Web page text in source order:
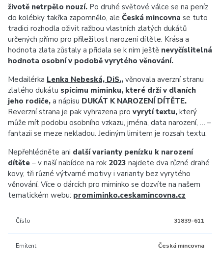
životě netrpělo nouzí. Po druhé světové válce se na peníz
do kolébky takřka zapomnělo, ale Česká mincovna se tuto
tradici rozhodla oživit ražbou vlastních zlatých dukátů
určených přímo pro příležitost narození dítěte. Krása a
hodnota zlata zůstaly a přidala se k nim ještě nevyčíslitelná
hodnota osobní v podobě vyrytého věnování.
Medailérka Lenka Nebeská, DiS., věnovala averzní stranu
zlatého dukátu spícímu miminku, které drží v dlaních
jeho rodiče, a nápisu DUKÁT K NAROZENÍ DÍTĚTE.
Reverzní strana je pak vyhrazena pro vyrytí textu, který
může mít podobu osobního vzkazu, jména, data narození, … –
fantazii se meze nekladou. Jediným limitem je rozsah textu.
Nepřehlédněte ani další varianty penízku k narození
dítěte – v naší nabídce na rok 2023 najdete dva různé drahé
kovy, tři různé výtvarné motivy i varianty bez vyrytého
věnování. Více o dárcích pro miminko se dozvíte na našem
tematickém webu: promiminko.ceskamincovna.cz
Číslo 31839-611
Emitent Česká mincovna